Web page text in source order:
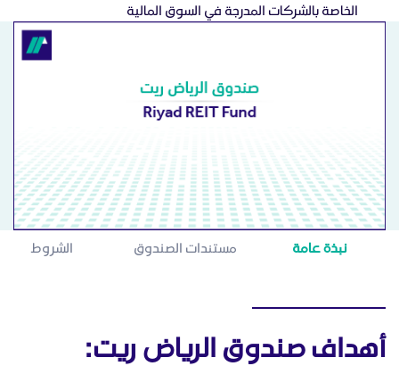
الخاصة بالشركات المدرجة في السوق المالية
نبذة عامة مستندات الصندوق الشروط
أهداف صندوق الرياض ريت: